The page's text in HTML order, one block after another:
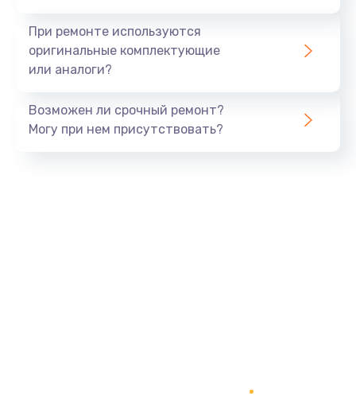
Заказать
1060 руб.
При ремонте используются
оригинальные комплектующие
или аналоги?
Возможен ли срочный ремонт?
Могу при нем присутствовать?